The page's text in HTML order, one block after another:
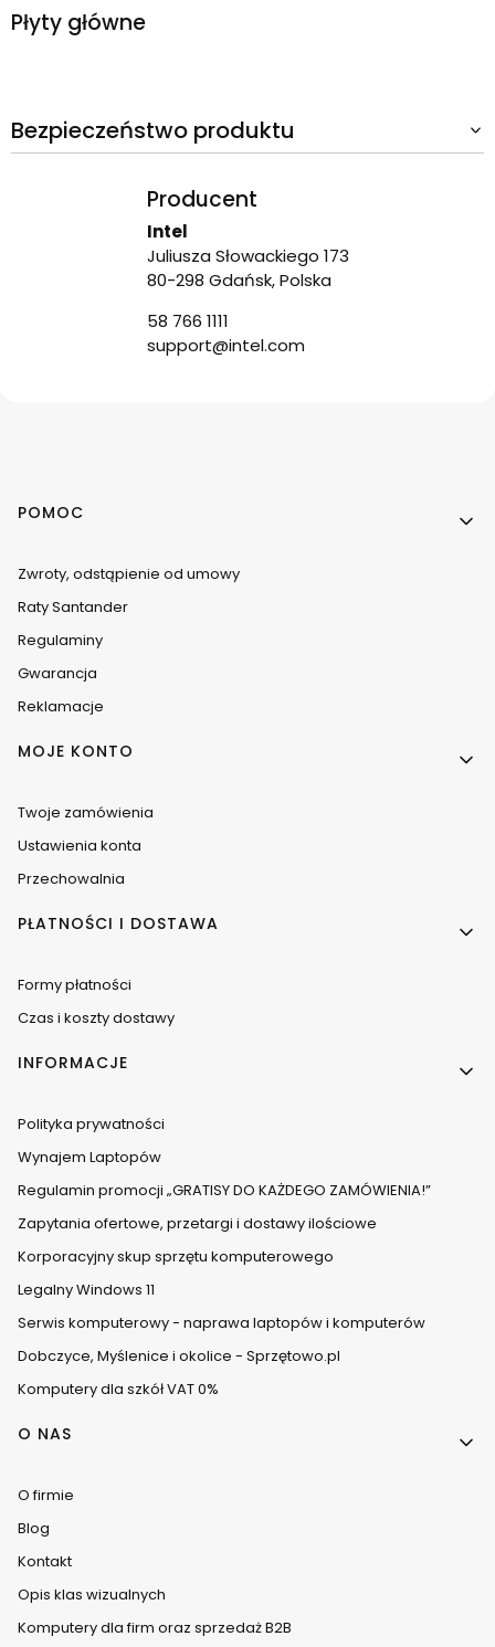
Płyty główne
Bezpieczeństwo produktu
Producent
Intel
Juliusza Słowackiego 173
80-298 Gdańsk, Polska
58 766 1111
support@intel.com
Linki w stopce
POMOC
Zwroty, odstąpienie od umowy
Raty Santander
Regulaminy
Gwarancja
Reklamacje
MOJE KONTO
Twoje zamówienia
Ustawienia konta
Przechowalnia
PŁATNOŚCI I DOSTAWA
Formy płatności
Czas i koszty dostawy
INFORMACJE
Polityka prywatności
Wynajem Laptopów
Regulamin promocji „GRATISY DO KAŻDEGO ZAMÓWIENIA!”
Zapytania ofertowe, przetargi i dostawy ilościowe
Korporacyjny skup sprzętu komputerowego
Legalny Windows 11
Serwis komputerowy - naprawa laptopów i komputerów
Dobczyce, Myślenice i okolice - Sprzętowo.pl
Komputery dla szkół VAT 0%
O NAS
O firmie
Blog
Kontakt
Opis klas wizualnych
Komputery dla firm oraz sprzedaż B2B